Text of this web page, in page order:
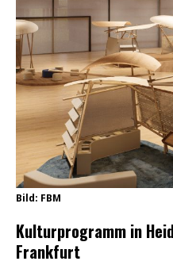
Bild: FBM
Kulturprogramm in
Frankfurt